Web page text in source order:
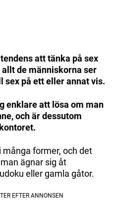
att tänka på sex
de människorna ser
på ett eller annat vis.
enklare att lösa om man
och är dessutom
former, och det
ägnar sig åt
eller gamla gåtor.